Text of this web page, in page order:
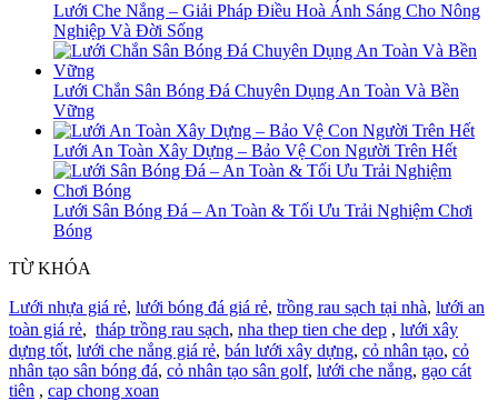
Lưới Che Nắng – Giải Pháp Điều Hoà Ánh Sáng Cho Nông
Nghiệp Và Đời Sống
Lưới Chắn Sân Bóng Đá Chuyên Dụng An Toàn Và Bền
Vững
Lưới An Toàn Xây Dựng – Bảo Vệ Con Người Trên Hết
Lưới Sân Bóng Đá – An Toàn & Tối Ưu Trải Nghiệm Chơi
Bóng
TỪ KHÓA
Lưới nhựa giá rẻ, lưới bóng đá giá rẻ, trồng rau sạch tại nhà, lưới an
toàn giá rẻ, tháp trồng rau sạch, nha thep tien che dep , lưới xây
dựng tốt, lưới che nắng giá rẻ, bán lưới xây dựng, cỏ nhân tạo, cỏ
nhân tạo sân bóng đá, cỏ nhân tạo sân golf, lưới che nắng, gạo cát
tiên , cap chong xoan